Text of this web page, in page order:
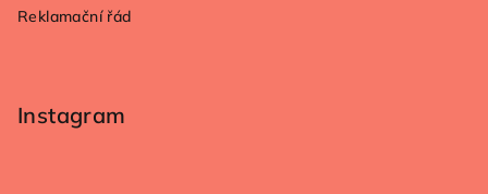
Reklamační řád
Instagram